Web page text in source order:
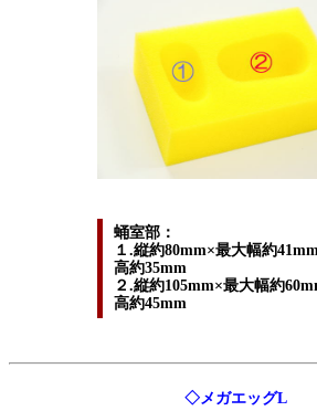
蛹室部：
１.縦約80mm×最大幅約
高約35mm
２.縦約105mm×最大幅約
高約45mm
◇メガエッグL